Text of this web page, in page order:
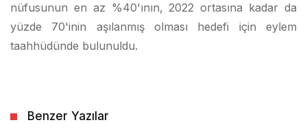
nüfusunun en az %40'ının, 2022 ortasına kadar da
yüzde 70'inin aşılanmış olması hedefi için eylem
taahhüdünde bulunuldu.
Benzer Yazılar